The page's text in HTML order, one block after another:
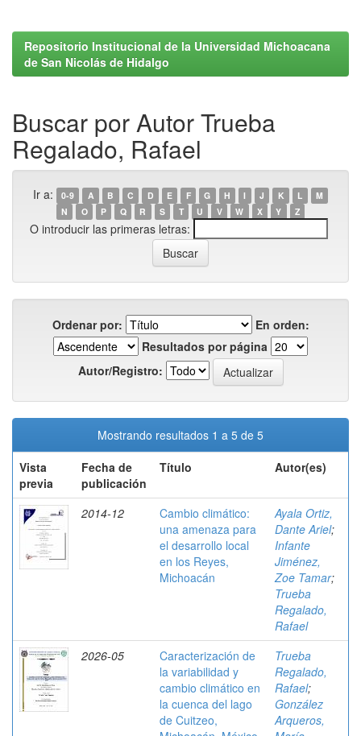
Repositorio Institucional de la Universidad Michoacana
de San Nicolás de Hidalgo
Buscar por Autor Trueba
Regalado, Rafael
Ir a: 0-9 A B C D E F G H I J K L
M
N
O P Q R S T U V W X Y Z
O introducir las primeras letras:
Ordenar por:
En orden:
Resultados por página
Autor/Registro:
Mostrando resultados 1 a 5 de 5
Vista
previa
Fecha de
publicación
Título Autor(es)
2014-12
Cambio climático:
una amenaza para
el desarrollo local
en los Reyes,
Michoacán
Ayala Ortiz,
Dante Ariel;
Infante
Jiménez,
Zoe Tamar;
Trueba
Regalado,
Rafael
2026-05
Caracterización de
la variabilidad y
cambio climático en
la cuenca del lago
de Cuitzeo,
Trueba
Regalado,
Rafael;
González
Arqueros,